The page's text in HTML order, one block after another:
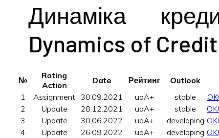
Динаміка
Dynamics of
№
Rating
Action
Date Рейтинг
Outlook
1
Assignment 30.09.2021 uaA+ stable
2
Update 28.12.2021 uaA+ stable
3
Update 30.06.2022 uaA+ developing
4
Update 26.09.2022 uaA+ developing